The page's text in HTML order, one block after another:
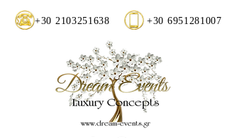
+30 2103251638 +30 6951281007